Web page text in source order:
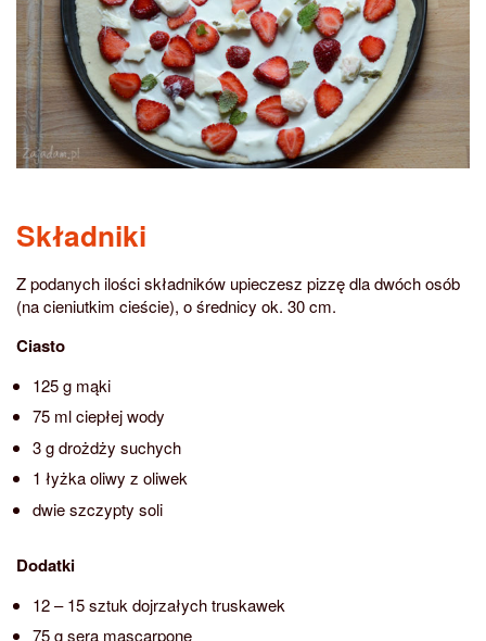
Składniki
Z podanych ilości składników upieczesz pizzę dla dwóch osób
(na cieniutkim cieście), o średnicy ok. 30 cm.
Ciasto
125 g mąki
75 ml ciepłej wody
3 g drożdży suchych
1 łyżka oliwy z oliwek
dwie szczypty soli
Dodatki
12 – 15 sztuk dojrzałych truskawek
75 g sera mascarpone